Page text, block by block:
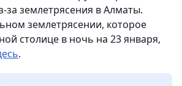
за землетрясения в Алматы.
землетрясении, которое
столице в ночь на 23 января,
.